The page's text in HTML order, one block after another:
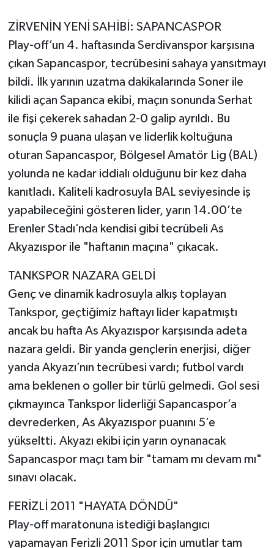
ZİRVENİN YENİ SAHİBİ: SAPANCASPOR
Play-off’un 4. haftasında Serdivanspor karşısına
çıkan Sapancaspor, tecrübesini sahaya yansıtmayı
bildi. İlk yarının uzatma dakikalarında Soner ile
kilidi açan Sapanca ekibi, maçın sonunda Serhat
ile fişi çekerek sahadan 2-0 galip ayrıldı. Bu
sonuçla 9 puana ulaşan ve liderlik koltuğuna
oturan Sapancaspor, Bölgesel Amatör Lig (BAL)
yolunda ne kadar iddialı olduğunu bir kez daha
kanıtladı. Kaliteli kadrosuyla BAL seviyesinde iş
yapabileceğini gösteren lider, yarın 14.00’te
Erenler Stadı’nda kendisi gibi tecrübeli As
Akyazıspor ile "haftanın maçına" çıkacak.
TANKSPOR NAZARA GELDİ
Genç ve dinamik kadrosuyla alkış toplayan
Tankspor, geçtiğimiz haftayı lider kapatmıştı
ancak bu hafta As Akyazıspor karşısında adeta
nazara geldi. Bir yanda gençlerin enerjisi, diğer
yanda Akyazı’nın tecrübesi vardı; futbol vardı
ama beklenen o goller bir türlü gelmedi. Gol sesi
çıkmayınca Tankspor liderliği Sapancaspor’a
devrederken, As Akyazıspor puanını 5’e
yükseltti. Akyazı ekibi için yarın oynanacak
Sapancaspor maçı tam bir "tamam mı devam mı"
sınavı olacak.
FERİZLİ 2011 "HAYATA DÖNDÜ"
Play-off maratonuna istediği başlangıcı
yapamayan Ferizli 2011 Spor için umutlar tam